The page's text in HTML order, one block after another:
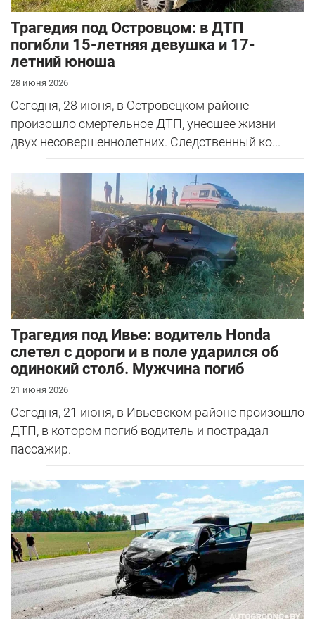
Трагедия под Островцом: в ДТП
погибли 15-летняя девушка и 17-
летний юноша
28 июня 2026
Сегодня, 28 июня, в Островецком районе
произошло смертельное ДТП, унесшее жизни
двух несовершеннолетних. Следственный ко...
Трагедия под Ивье: водитель Honda
слетел с дороги и в поле ударился об
одинокий столб. Мужчина погиб
21 июня 2026
Сегодня, 21 июня, в Ивьевском районе произошло
ДТП, в котором погиб водитель и пострадал
пассажир.